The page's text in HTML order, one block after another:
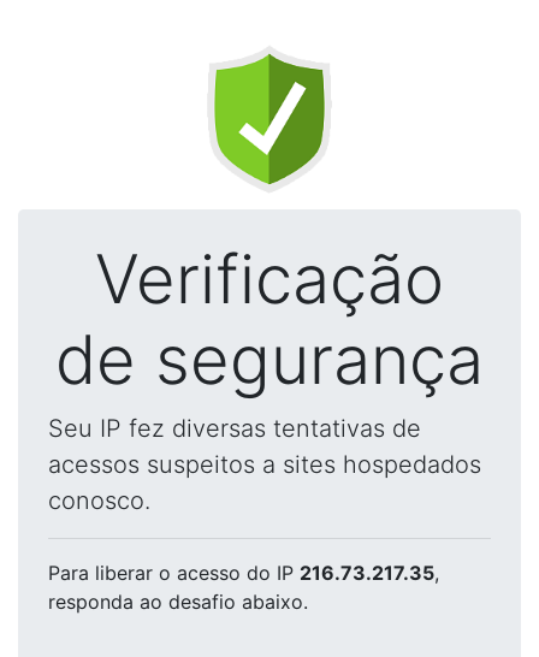
Verificação
de segurança
Seu IP fez diversas tentativas de
acessos suspeitos a sites hospedados
conosco.
Para liberar o acesso do IP 216.73.217.35,
responda ao desafio abaixo.